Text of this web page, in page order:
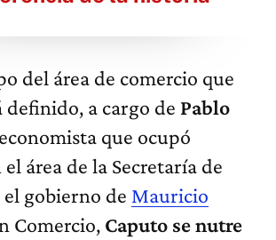
del área de comercio que
definido, a cargo de Pablo
que ocupó
área de la Secretaría de
gobierno de Mauricio
Comercio, Caputo se nutre